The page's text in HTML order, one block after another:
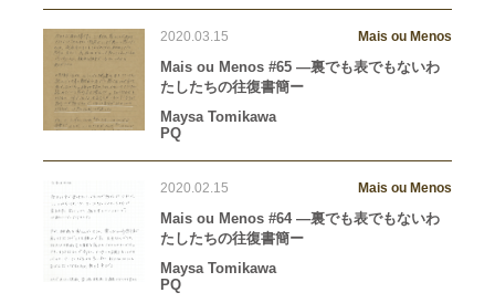
2020.03.15 Mais ou Menos
Mais ou Menos #65 —裏でも表でもないわ
たしたちの往復書簡ー
Maysa Tomikawa
PQ
2020.02.15 Mais ou Menos
Mais ou Menos #64 —裏でも表でもないわ
たしたちの往復書簡ー
Maysa Tomikawa
PQ